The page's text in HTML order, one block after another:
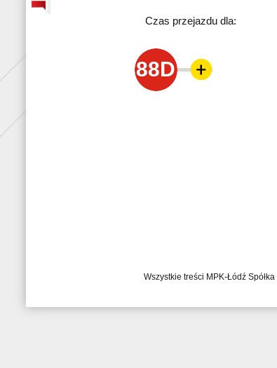
Czas przejazdu dla:
88D
Wszystkie treści MPK-Łódź